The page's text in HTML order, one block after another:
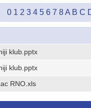
0 1 2 3 4 5 6 7 8 A B C
klub.pptx
klub.pptx
RNO.xls